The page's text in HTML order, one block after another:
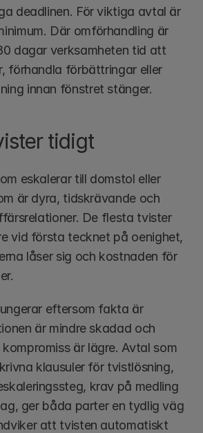
deadlinen. För viktiga avtal är
Där omförhandling är
dagar verksamheten tid att
förhandla förbättringar eller
innan fönstret stänger.
tidigt
eskalerar till domstol eller
är dyra, tidskrävande och
De flesta tvister
vid första tecknet på oenighet,
låser sig och kostnaden för
eftersom fakta är
är mindre skadad och
är lägre. Avtal som
klausuler för tvistlösning,
krav på medling
ger båda parter en tydlig väg
att tvisten automatiskt